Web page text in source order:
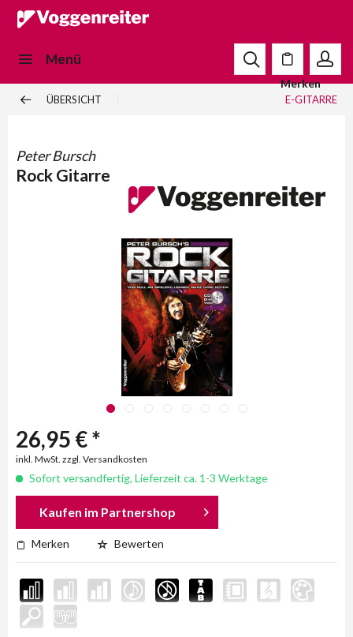
Menü
Merken
ÜBERSICHT E-GITARRE
Peter Bursch
Rock Gitarre
26,95 € *
inkl. MwSt. zzgl. Versandkosten
Sofort versandfertig, Lieferzeit ca. 1-3 Werktage
Kaufen im Partnershop
Merken Bewerten